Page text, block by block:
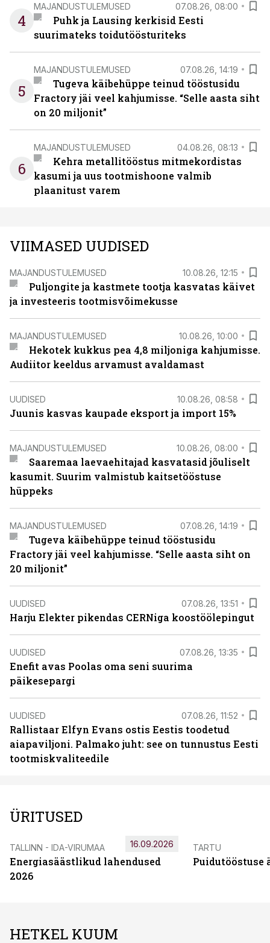
4
MAJANDUSTULEMUSED 07.08.26, 08:00
Puhk ja Lausing kerkisid Eesti
suurimateks toidutöösturiteks
5
MAJANDUSTULEMUSED 07.08.26, 14:19
Tugeva käibehüppe teinud tööstusidu
Fractory jäi veel kahjumisse. “Selle aasta siht
on 20 miljonit”
6
MAJANDUSTULEMUSED 04.08.26, 08:13
Kehra metallitööstus mitmekordistas
kasumi ja uus tootmishoone valmib
plaanitust varem
VIIMASED UUDISED
MAJANDUSTULEMUSED 10.08.26, 12:15
Puljongite ja kastmete tootja kasvatas käivet
ja investeeris tootmisvõimekusse
MAJANDUSTULEMUSED 10.08.26, 10:00
Hekotek kukkus pea 4,8 miljoniga kahjumisse.
Audiitor keeldus arvamust avaldamast
UUDISED 10.08.26, 08:58
Juunis kasvas kaupade eksport ja import 15%
MAJANDUSTULEMUSED 10.08.26, 08:00
Saaremaa laevaehitajad kasvatasid jõuliselt
kasumit. Suurim valmistub kaitsetööstuse
hüppeks
MAJANDUSTULEMUSED 07.08.26, 14:19
Tugeva käibehüppe teinud tööstusidu
Fractory jäi veel kahjumisse. “Selle aasta siht on
20 miljonit”
UUDISED 07.08.26, 13:51
Harju Elekter pikendas CERNiga koostöölepingut
UUDISED 07.08.26, 13:35
Enefit avas Poolas oma seni suurima
päikesepargi
UUDISED 07.08.26, 11:52
Rallistaar Elfyn Evans ostis Eestis toodetud
aiapaviljoni. Palmako juht: see on tunnustus Eesti
tootmiskvaliteedile
ÜRITUSED
TALLINN - IDA-VIRUMAA
Energiasäästlikud lahendused
2026
16.09.2026 TARTU
Puidutööstuse
HETKEL KUUM